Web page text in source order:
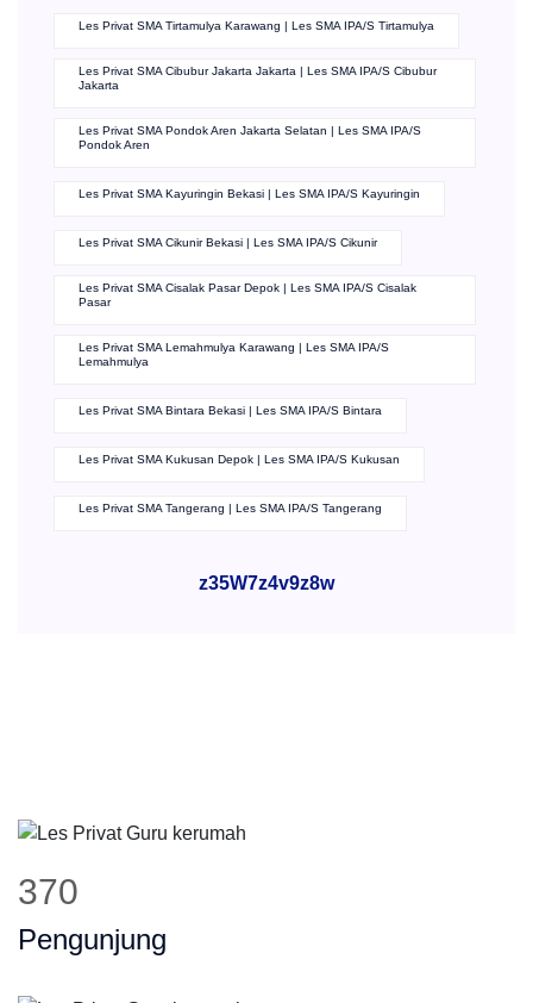
Les Privat SMA Tirtamulya Karawang | Les SMA IPA/S Tirtamulya
Les Privat SMA Cibubur Jakarta Jakarta | Les SMA IPA/S Cibubur
Jakarta
Les Privat SMA Pondok Aren Jakarta Selatan | Les SMA IPA/S
Pondok Aren
Les Privat SMA Kayuringin Bekasi | Les SMA IPA/S Kayuringin
Les Privat SMA Cikunir Bekasi | Les SMA IPA/S Cikunir
Les Privat SMA Cisalak Pasar Depok | Les SMA IPA/S Cisalak
Pasar
Les Privat SMA Lemahmulya Karawang | Les SMA IPA/S
Lemahmulya
Les Privat SMA Bintara Bekasi | Les SMA IPA/S Bintara
Les Privat SMA Kukusan Depok | Les SMA IPA/S Kukusan
Les Privat SMA Tangerang | Les SMA IPA/S Tangerang
z35W7z4v9z8w
370
Pengunjung